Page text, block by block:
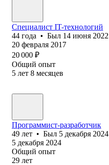
Специалист IT-технологий
44 года • Был 14 июня 2022
20 февраля 2017
20 000 ₽
Общий опыт
5 лет 8 месяцев
Программист-разработчик
49 лет • Был 5 декабря 2024
5 декабря 2024
Общий опыт
29 лет